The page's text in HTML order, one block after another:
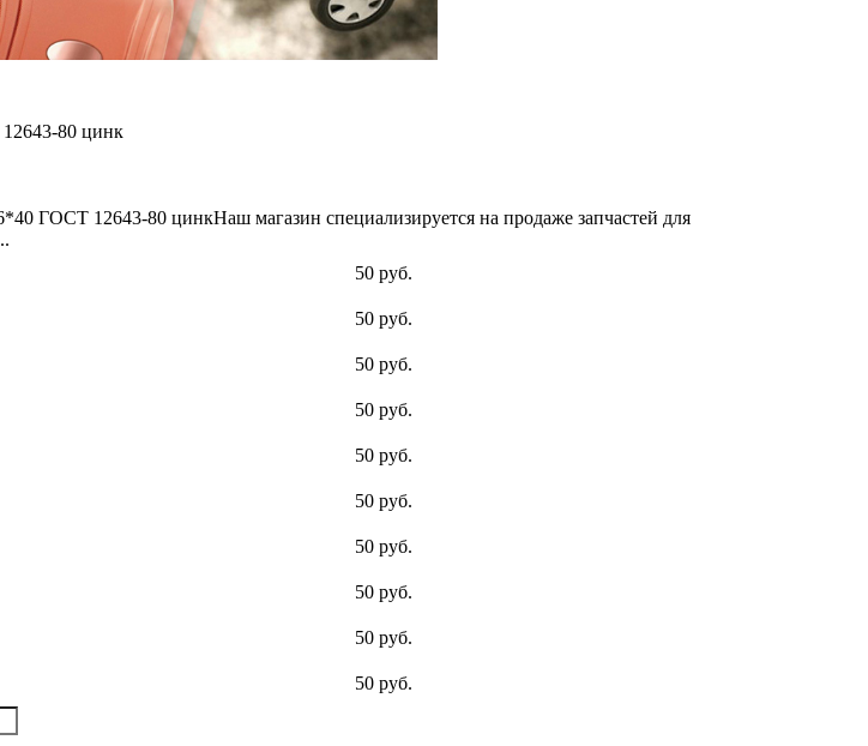
ГОСТ 12643-80 цинкНаш магазин специализируется на продаже запчастей для
50 руб.
50 руб.
50 руб.
50 руб.
50 руб.
50 руб.
50 руб.
50 руб.
50 руб.
50 руб.